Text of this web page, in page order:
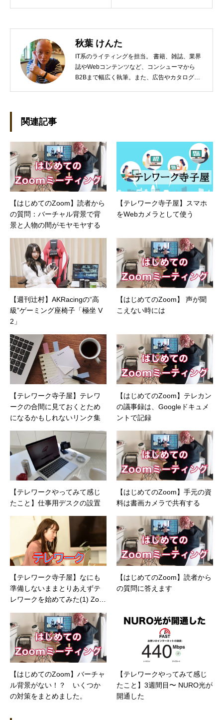
秋葉 けんた
IT系のライティングを担当。 書籍、雑誌、業界
誌やWebコンテンツなど、コンシューマから
B2Bまで幅広く執筆。また、広告やカタログ、
ージ（SAN/NAS/LTO/SASなど）、セキュリテ
ィ（BIOS/UTM/情報漏えい対策/デザスタリカバ
リ/内部統制・コンプライアンス/ネットワーク
セキュリティ/メールセキュリティなど）、ネッ
トワーク（KVMスイッチ/グループウェア/サー
バ/資産管理/シンクライアント/ホスティングな
ど）、その他（.NET/BI/カタログ/各種戦略/導入
事例/パートナー取材など）…ほか、多数執筆。
●連絡先 メール：kenta@office-mica.com
関連記事
【はじめてのZoom】読者から
の質問：バーチャル背景で背
景と人物の間がモヤモヤする
【テレワーク寺子屋】スマホ
をWebカメラとして使う
【週刊辻村】AKRacingの“高
級”ゲーミング座椅子「極坐 V
2」
【はじめてのZoom】 声が聞
こえない時には
【テレワーク寺子屋】テレワ
ークの合間に見ておくとため
になるかもしれないリンク集
【はじめてのZoom】テレカン
の議事録は、Googleドキュメ
ントで記録
【テレワークやってみて感じ
たこと】仕事用デスクの設置
【はじめてのZoom】手元の資
料は書画カメラで共有する
【テレワーク寺子屋】なにも
準備しないままとりあえずテ
レワークを始めてみた(1) Zoo
【はじめてのZoom】読者から
の質問に答えます
【はじめてのZoom】バーチャ
ル背景がない！？ いくつか
の対策をまとめました。
【テレワークやってみて感じ
たこと】3週間目〜 NURO光が
開通した